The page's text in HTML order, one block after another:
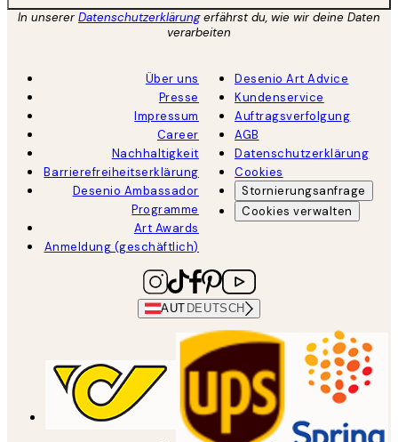
In unsererDatenschutzerklärungerfährst du, wie wir deine Daten
verarbeiten
Über uns
Presse
Impressum
Career
Nachhaltigkeit
Barrierefreiheitserklärung
Desenio Ambassador
Programme
Art Awards
Anmeldung (geschäftlich)
Desenio Art Advice
Kundenservice
Auftragsverfolgung
AGB
Datenschutzerklärung
Cookies
Stornierungsanfrage
Cookies verwalten
AUT DEUTSCH